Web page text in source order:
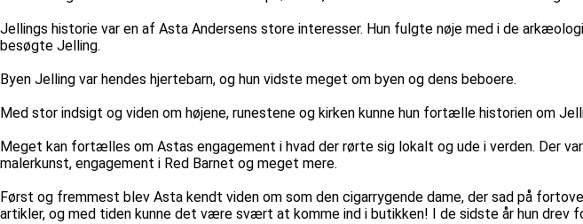
Jellings historie var en af Asta Andersens store interesser. Hun fulgte nøje med i de
besøgte Jelling.
Byen Jelling var hendes hjertebarn, og hun vidste meget om byen og dens beboere.
Med stor indsigt og viden om højene, runestene og kirken kunne hun fortælle historien om
Meget kan fortælles om Astas engagement i hvad der rørte sig lokalt og ude i verden. Der
malerkunst, engagement i Red Barnet og meget mere.
Først og fremmest blev Asta kendt viden om som den cigarrygende dame, der sad på
artikler, og med tiden kunne det være svært at komme ind i butikken! I de sidste år hun